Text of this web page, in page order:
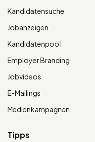
Kandidatensuche
Jobanzeigen
Kandidatenpool
Employer Branding
Jobvideos
E-Mailings
Medienkampagnen
Tipps